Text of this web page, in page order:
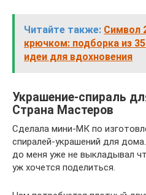
Читайте также: Символ
крючком: подборка из
идеи для вдохновения
Украшение-спираль
Страна Мастеров
Сделала мини-МК по
спиралей-украшений для
до меня уже не выкладывал
уж хочется поделиться.